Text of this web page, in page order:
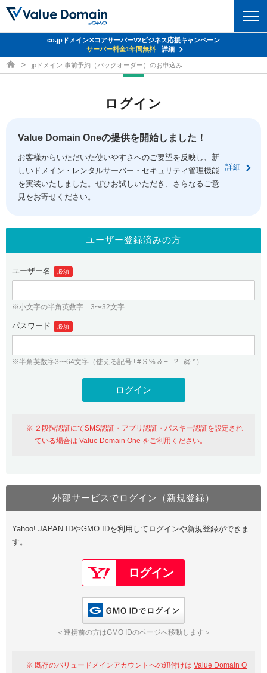
ドメイントップ
ドメイン移管
ドメイン価格一覧
ドメイン一括検索
.jpドメインオークション
gTLDオークション NEW!
.jpドメインバックオーダー
プレミアムドメイン
人気ドメインの種類
WHOIS検索
コアサーバー
バリューサーバー
XREA
セキュリティトップ
Value Domain ネットde診断
SSL証明書
サービストップ
お得意様割引
紹介制度
バリュードメインAPI
ドメイン・ホスティングOEM
facebook
ログイン
従来のバリュードメインをご利用希望の方
Value Domainにログイン
おすすめ One レンタルサーバーを含む最新の機能を使う方
Value Domain Oneにログイン
Google
GMO ID Amazon
※AmazonはValue Domain Oneのログイン画面へ遷移します
ユーザー登録
Value Domain Oneアカウント作成
以下でも登録可能
Google Yahoo!
GMO ID
co.jpドメイン✕コアサーバーV2ビジネス応援キャンペーン
サーバー料金1年間無料
詳細
ドメイン取得ならバリュードメイン
.jpドメイン 事前予約（バックオーダー）のお申込み
ログイン
Value Domain Oneの提供を開始しました！
お客様からいただいた使いやすさへのご要望を反映し、新
しいドメイン・レンタルサーバー・セキュリティ管理機能
を実装いたしました。ぜひお試しいただき、さらなるご意
見をお寄せください。
詳細
ユーザー登録済みの方
ユーザー名 必須
※小文字の半角英数字 3〜32文字
パスワード 必須
※半角英数字3〜64文字（使える記号 ! # $ % & + - ? . @ ^）
２段階認証にてSMS認証・アプリ認証・パスキー認証を設定され
ている場合はValue Domain One をご利用ください。
外部サービスでログイン（新規登録）
Yahoo! JAPAN IDやGMO IDを利用してログインや新規登録ができま
す。
＜連携前の方はGMO IDのページへ移動します＞
既存のバリュードメインアカウントへの紐付けはValue Domain O